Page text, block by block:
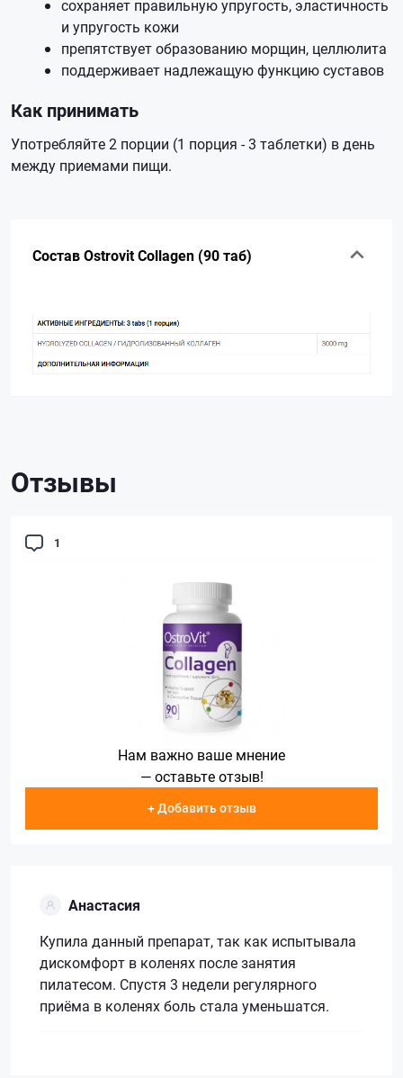
сохраняет правильную упругость, эластичность
и упругость кожи
препятствует образованию морщин, целлюлита
поддерживает надлежащую функцию суставов
Как принимать
Употребляйте 2 порции (1 порция - 3 таблетки) в день
между приемами пищи.
Состав Ostrovit Collagen (90 таб)
Отзывы
1
Нам важно ваше мнение
— оставьте отзыв!
+ Добавить отзыв
Анастасия
Купила данный препарат, так как испытывала
дискомфорт в коленях после занятия
пилатесом. Спустя 3 недели регулярного
приёма в коленях боль стала уменьшатся.